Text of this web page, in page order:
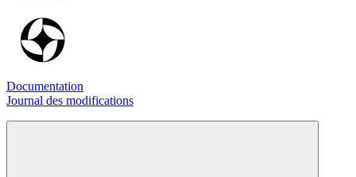
Documentation
Journal des modifications